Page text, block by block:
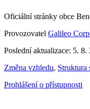
Oficiální stránky obce
Provozovatel Galileo
Poslední aktualizace: 5. 8.
Změna vzhledu, Struktura
Prohlášení o přístupnosti